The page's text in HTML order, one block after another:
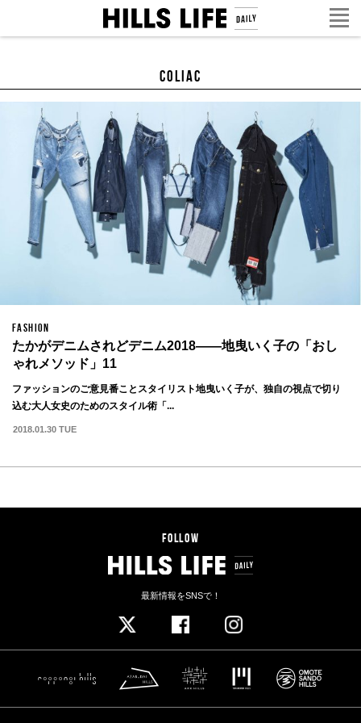
COLIAC
FASHION
たかがデニムされどデニム2018——地曳いく子の「おし
ゃれメソッド」11
ファッションのご意見番ことスタイリスト地曳いく子が、独自の視点で切り
込む大人女史のためのスタイル術「...
2018.01.30 TUE
FOLLOW
最新情報をSNSで！